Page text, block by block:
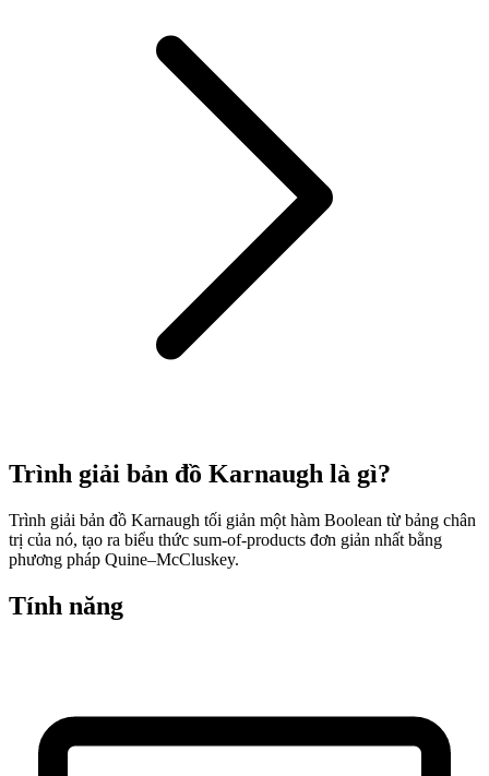
Trình giải bản đồ Karnaugh là gì?
Trình giải bản đồ Karnaugh tối giản một hàm Boolean từ bảng chân
trị của nó, tạo ra biểu thức sum-of-products đơn giản nhất bằng
phương pháp Quine–McCluskey.
Tính năng